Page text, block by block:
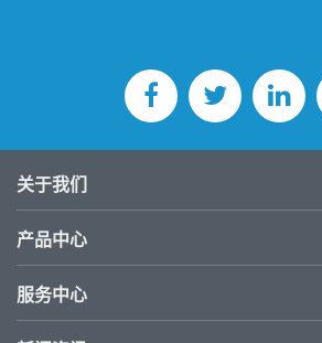
关于我们
产品中心
服务中心